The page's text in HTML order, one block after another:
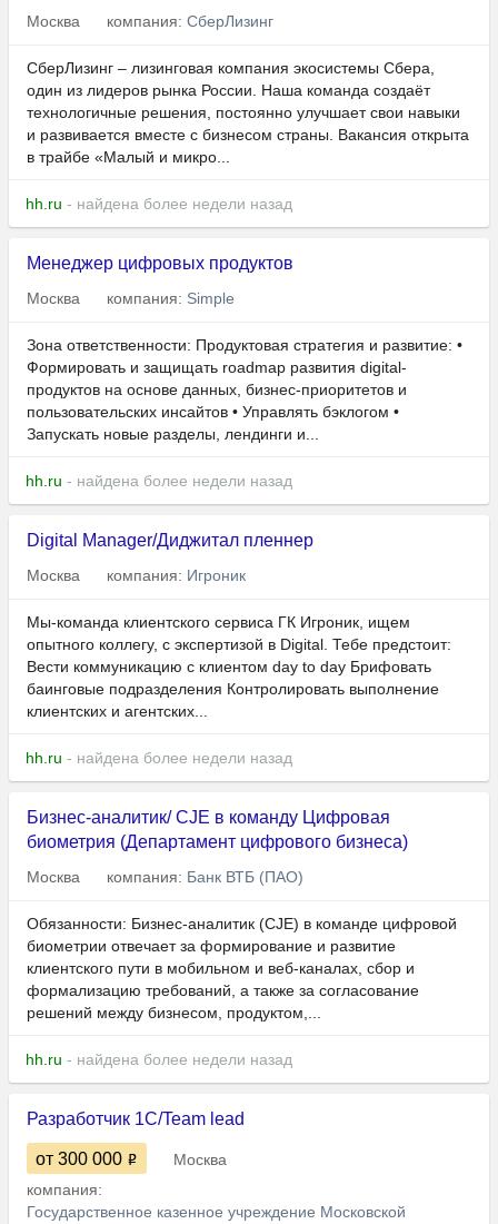
Москва компания: СберЛизинг
СберЛизинг – лизинговая компания экосистемы Сбера,
один из лидеров рынка России. Наша команда создаёт
технологичные решения, постоянно улучшает свои навыки
и развивается вместе с бизнесом страны. Вакансия открыта
в трайбе «Малый и микро...
hh.ru - найдена более недели назад
Менеджер цифровых продуктов
Москва компания: Simple
Зона ответственности: Продуктовая стратегия и развитие: •
Формировать и защищать roadmap развития digital-
продуктов на основе данных, бизнес-приоритетов и
пользовательских инсайтов • Управлять бэклогом •
Запускать новые разделы, лендинги и...
hh.ru - найдена более недели назад
Digital Manager/Диджитал пленнер
Москва компания: Игроник
Мы-команда клиентского сервиса ГК Игроник, ищем
опытного коллегу, с экспертизой в Digital. Тебе предстоит:
Вести коммуникацию с клиентом day to day Брифовать
баинговые подразделения Контролировать выполнение
клиентских и агентских...
hh.ru - найдена более недели назад
Бизнес-аналитик/ CJE в команду Цифровая
биометрия (Департамент цифрового бизнеса)
Москва компания: Банк ВТБ (ПАО)
Обязанности: Бизнес-аналитик (CJE) в команде цифровой
биометрии отвечает за формирование и развитие
клиентского пути в мобильном и веб-каналах, сбор и
формализацию требований, а также за согласование
решений между бизнесом, продуктом,...
hh.ru - найдена более недели назад
Разработчик 1С/Team lead
от 300 000
Москва
компания:
Государственное казенное учреждение Московской